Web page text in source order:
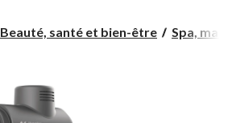
Beauté, santé et bien-être Spa,